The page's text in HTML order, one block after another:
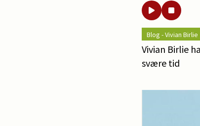
Blog - Vivian Birlie
Vivian Birlie
svære tid